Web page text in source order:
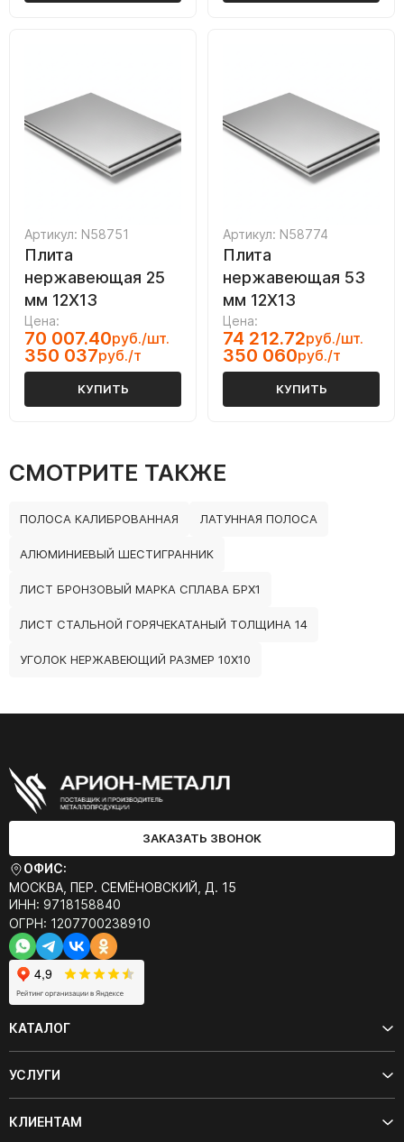
Артикул: N58751
Плита
нержавеющая 25
мм 12Х13
Цена:
70 007.40руб./шт.
350 037руб./т
КУПИТЬ
Артикул: N58774
Плита
нержавеющая 53
мм 12Х13
Цена:
74 212.72руб./шт.
350 060руб./т
КУПИТЬ
СМОТРИТЕ ТАКЖЕ
ПОЛОСА КАЛИБРОВАННАЯ ЛАТУННАЯ ПОЛОСА
АЛЮМИНИЕВЫЙ ШЕСТИГРАННИК
ЛИСТ БРОНЗОВЫЙ МАРКА СПЛАВА БРХ1
ЛИСТ СТАЛЬНОЙ ГОРЯЧЕКАТАНЫЙ ТОЛЩИНА 14
УГОЛОК НЕРЖАВЕЮЩИЙ РАЗМЕР 10Х10
ЗАКАЗАТЬ ЗВОНОК
ОФИС:
МОСКВА, ПЕР. СЕМЁНОВСКИЙ, Д. 15
ИНН: 9718158840
ОГРН: 1207700238910
КАТАЛОГ
УСЛУГИ
КЛИЕНТАМ